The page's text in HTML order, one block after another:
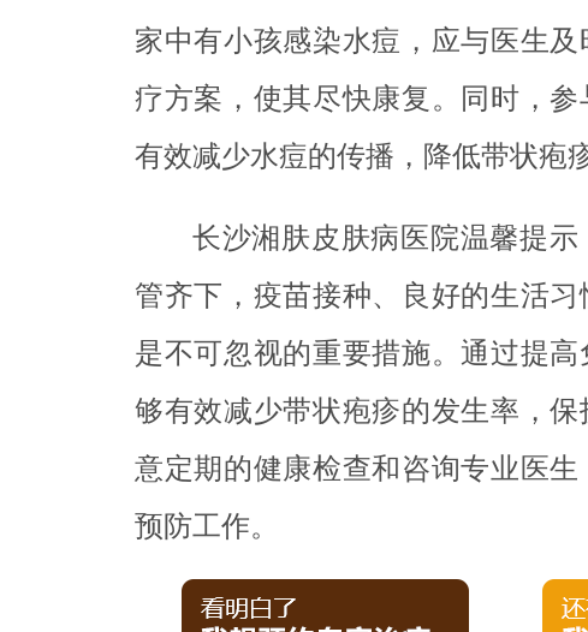
家中有小孩感染水痘，应与医生
疗方案，使其尽快康复。同时，
有效减少水痘的传播，降低带状疱
长沙湘肤皮肤病医院温馨提
管齐下，疫苗接种、良好的生活
是不可忽视的重要措施。通过提
够有效减少带状疱疹的发生率，
意定期的健康检查和咨询专业医
预防工作。